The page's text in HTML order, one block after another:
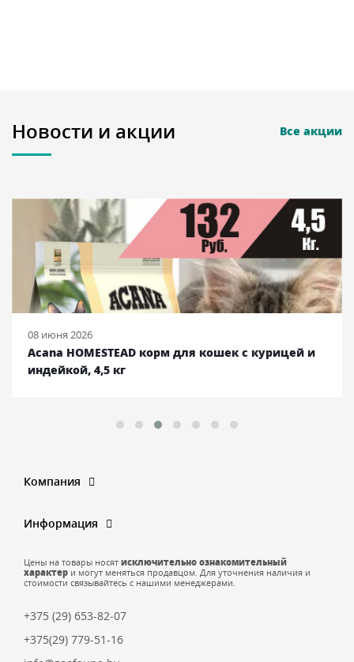
Новости и акции Все акции
08 июня 2026
Acana HOMESTEAD корм для кошек с курицей и
индейкой, 4,5 кг
Компания
Информация
Цены на товары носят исключительно ознакомительный
характер и могут меняться продавцом. Для уточнения наличия и
стоимости связывайтесь с нашими менеджерами.
+375 (29) 653-82-07
+375(29) 779-51-16